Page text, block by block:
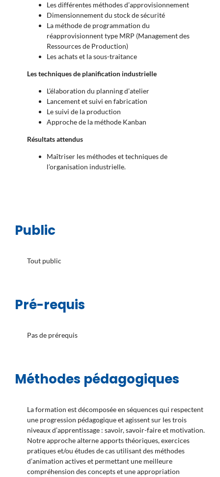
Les différentes méthodes d’approvisionnement
Dimensionnement du stock de sécurité
La méthode de programmation du
réapprovisionnent type MRP (Management des
Ressources de Production)
Les achats et la sous-traitance
Les techniques de planification industrielle
L’élaboration du planning d’atelier
Lancement et suivi en fabrication
Le suivi de la production
Approche de la méthode Kanban
Résultats attendus
Maîtriser les méthodes et techniques de
l’organisation industrielle.
Public
Tout public
Pré-requis
Pas de prérequis
Méthodes pédagogiques
La formation est décomposée en séquences qui respectent
une progression pédagogique et agissent sur les trois
niveaux d’apprentissage : savoir, savoir-faire et motivation.
Notre approche alterne apports théoriques, exercices
pratiques et/ou études de cas utilisant des méthodes
d’animation actives et permettant une meilleure
compréhension des concepts et une appropriation